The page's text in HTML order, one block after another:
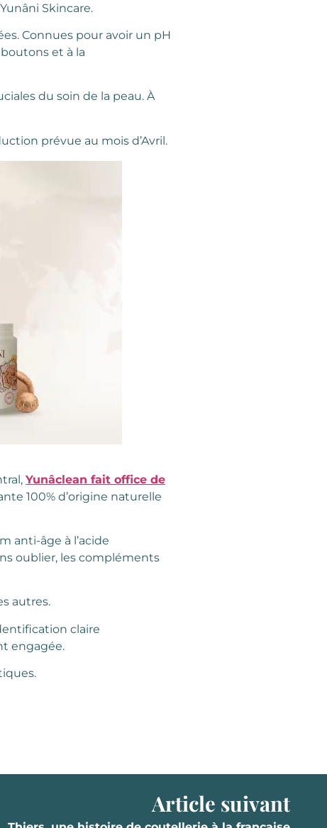
Skincare.
Connues pour avoir un pH
et à la
du soin de la peau. À
prévue au mois d’Avril.
Yunâclean fait office de
100% d’origine naturelle
anti-âge à l’acide
oublier, les compléments
autres.
claire
engagée.
Article suivant